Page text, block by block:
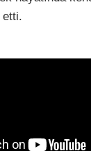
etti.